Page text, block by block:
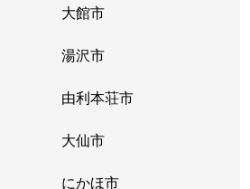
大館市
湯沢市
由利本荘市
大仙市
にかほ市